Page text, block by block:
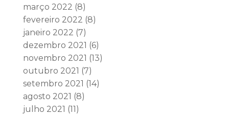
março 2022 (8)
fevereiro 2022 (8)
janeiro 2022 (7)
dezembro 2021 (6)
novembro 2021 (13)
outubro 2021 (7)
setembro 2021 (14)
agosto 2021 (8)
julho 2021 (11)